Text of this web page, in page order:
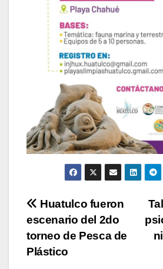
Navegación
de
entradas
Huatulco fueron
escenario del 2do
torneo de Pesca de
Plástico